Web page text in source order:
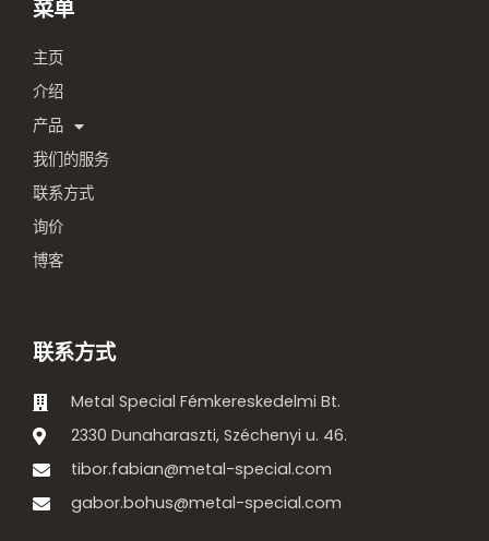
菜单
主页
介绍
产品
我们的服务
联系方式
询价
博客
联系方式
Metal Special Fémkereskedelmi Bt.
2330 Dunaharaszti, Széchenyi u. 46.
tibor.fabian@metal-special.com
gabor.bohus@metal-special.com